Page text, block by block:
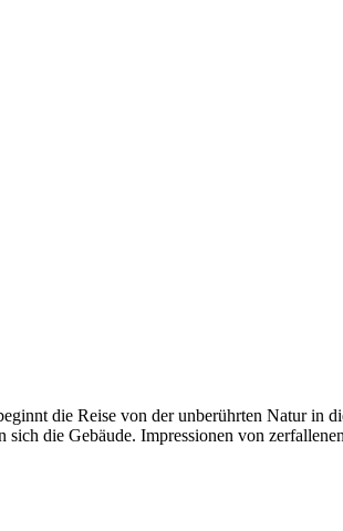
die Reise von der unberührten Natur in
die Gebäude. Impressionen von